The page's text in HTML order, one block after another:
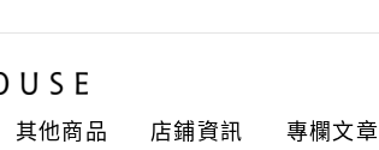
其他商品 店鋪資訊 專欄文章